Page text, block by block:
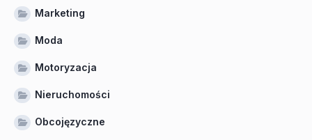
Marketing
Moda
Motoryzacja
Nieruchomości
Obcojęzyczne